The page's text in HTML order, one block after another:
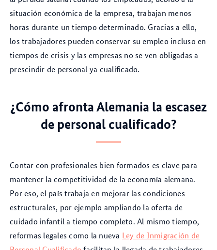
situación económica de la empresa, trabajan menos
horas durante un tiempo determinado. Gracias a ello,
los trabajadores pueden conservar su empleo incluso en
tiempos de crisis y las empresas no se ven obligadas a
prescindir de personal ya cualificado.
¿Cómo afronta Alemania la escasez
de personal cualificado?
Contar con profesionales bien formados es clave para
mantener la competitividad de la economía alemana.
Por eso, el país trabaja en mejorar las condiciones
estructurales, por ejemplo ampliando la oferta de
cuidado infantil a tiempo completo. Al mismo tiempo,
reformas legales como la nueva Ley de Inmigración de